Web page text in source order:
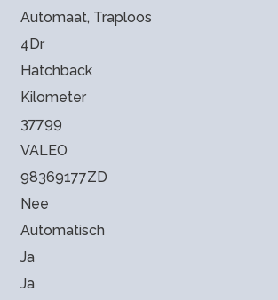
Automaat, Traploos
4Dr
Hatchback
Kilometer
37799
VALEO
98369177ZD
Nee
Automatisch
Ja
Ja